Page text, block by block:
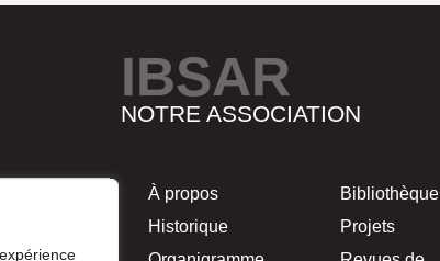
IBSAR
NOTRE ASSOCIATION
À propos
Historique
Bibliothèque
Projets